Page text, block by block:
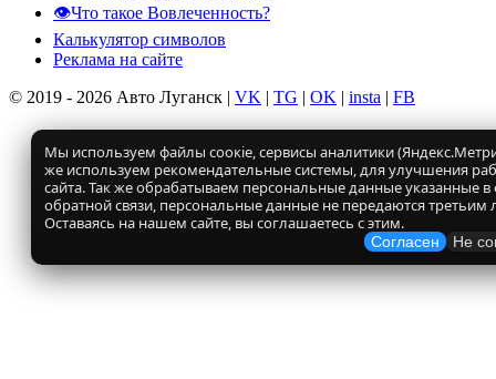
👁️Что такое Вовлеченность?
Калькулятор символов
Реклама на сайте
© 2019 - 2026 Авто Луганск | VK | TG | OK | insta | FB
Мы используем файлы соокіе, сервисы аналитики
же используем рекомендательные системы, для улучшения
сайта. Так же обрабатываем персональные данные указанные
обратной связи, персональные данные не передаются третьим
Оставаясь на нашем сайте, вы соглашаетесь с этим.
Согласен Не